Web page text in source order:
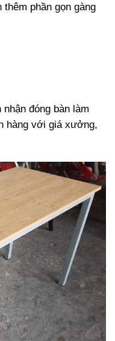
phần gọn gàng
đóng bàn làm
hàng với giá xưởng,